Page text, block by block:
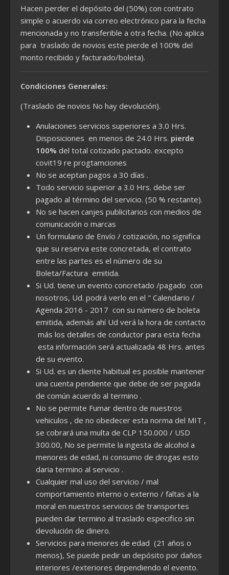
Hacen perder el depósito del (50%) con contrato
simple o acuerdo via correo electrónico para la fecha
mencionada y no transferible a otra fecha. (No aplica
para traslado de novios este pierde el 100% del
monto recibido y facturado/boleta).
Condiciones Generales:
(Traslado de novios No hay devolución).
Anulaciones servicios superiores a 3.0 Hrs.
Disposiciones en menos de 24.0 Hrs. pierde
100% del total cotizado pactado. excepto
covit19 re progtamciones
No se aceptan pagos a 30 días .
Todo servicio superior a 3.0 Hrs. debe ser
pagado al término del servicio. (50 % restante).
No se hacen canjes publicitarios con medios de
comunicación o marcas
Un formulario de Envío / cotización, no significa
que su reserva este concretada, el contrato
entre las partes es el número de su
Boleta/Factura emitida.
Si Ud. tiene un evento concretado /pagado con
nosotros, Ud. podrá verlo en el " Calendario /
Agenda 2016 - 2017 con su número de boleta
emitida, además ahí Ud verá la hora de contacto
más los detalles de conductor para esta fecha
esta información será actualizada 48 Hrs. antes
de su evento.
Si Ud. es un cliente habitual es posible mantener
una cuenta pendiente que debe de ser pagada
de común acuerdo al termino .
No se permite Fumar dentro de nuestros
vehiculos , de no obedecer esta norma del MIT ,
se cobrará una multa de CLP 150.000 / USD
300.00, No se permite la ingesta de alcohol a
menores de edad, ni consumo de drogas esto
daria termino al servicio .
Cualquier mal uso del servicio / mal
comportamiento interno o externo / faltas a la
moral en nuestros servicios de transportes
pueden dar termino al traslado especifico sin
devolución de dinero.
Servicios para menores de edad (21 años o
menos), Se puede pedir un depósito por daños
interiores /exteriores dependiendo el evento.